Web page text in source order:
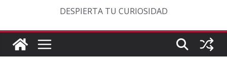
DESPIERTA TU CURIOSIDAD